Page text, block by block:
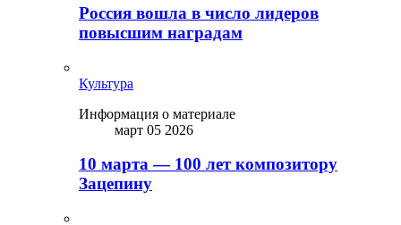
Россия вошла в число лидеров
повысшим наградам
Культура
Информация о материале
март 05 2026
10 марта — 100 лет композитору
Зацепину